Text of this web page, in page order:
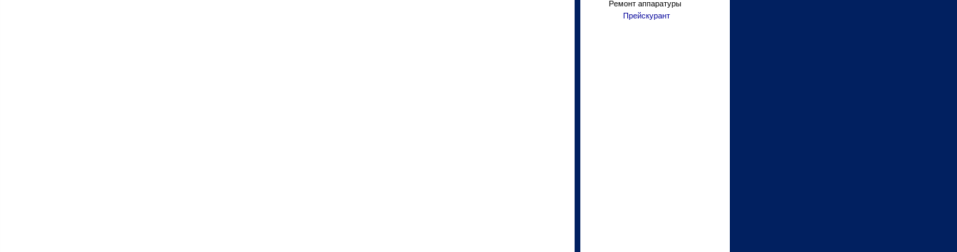
Ремонт аппаратуры
Прейскурант